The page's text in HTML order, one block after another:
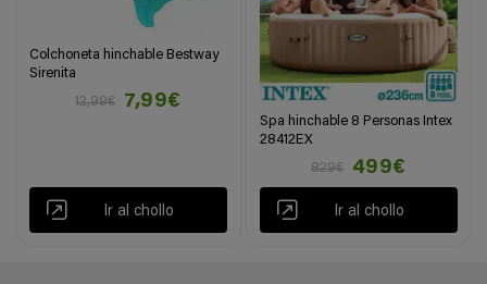
Colchoneta hinchable Bestway
Sirenita
12,99€
7,99€
Ir al chollo
Spa hinchable 8 Personas Intex
28412EX
829€
499€
Ir al chollo